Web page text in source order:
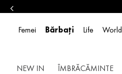
Femei Bărbați Life World
NEW IN ÎMBRĂCĂMINTE